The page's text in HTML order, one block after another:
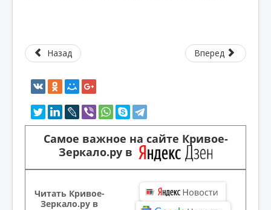
Назад Вперед
Самое важное на сайте Кривое-
Зеркало.ру в
Читать Кривое-
Зеркало.ру в